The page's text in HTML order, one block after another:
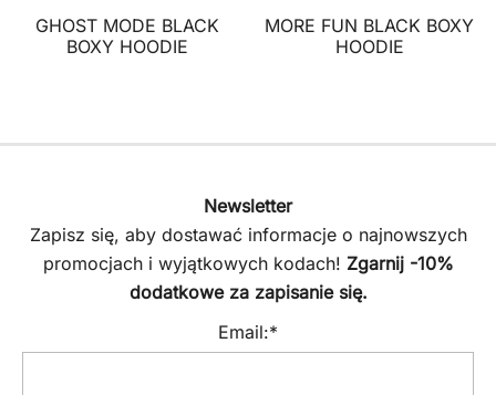
cena
wynosiła:
cena
GHOST MODE BLACK
BOXY HOODIE
cena
wynosiła:
cena
MORE FUN BLACK BOXY
HOODIE
Newsletter
Zapisz się, aby dostawać informacje o najnowszych
promocjach i wyjątkowych kodach! Zgarnij -10%
dodatkowe za zapisanie się.
Email:*